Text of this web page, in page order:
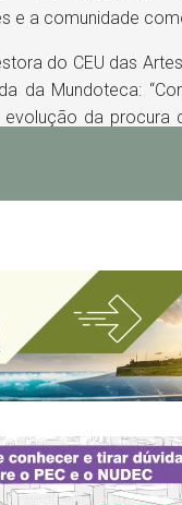
e a comunidade
do CEU das
da Mundoteca:
da procura
em 1978. Em
do grupo na
posição de
baiana da
mil toneladas/
de fraldas,
civil. Mais